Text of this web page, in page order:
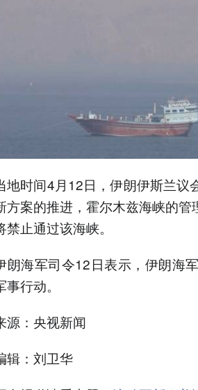
地时间4月12日，伊朗伊斯兰议
方案的推进，霍尔木兹海峡的
禁止通过该海峡。
朗海军司令12日表示，伊朗海
事行动。
源：央视新闻
辑：刘卫华